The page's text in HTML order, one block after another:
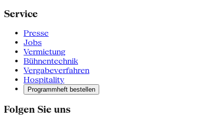
Service
Presse
Jobs
Vermietung
Bühnentechnik
Vergabeverfahren
Hospitality
Programmheft bestellen
Folgen Sie uns